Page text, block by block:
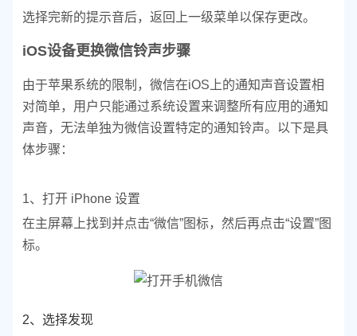
选择完新的提示音后，返回上一级菜单以保存更改。
iOS设备更换微信铃声步骤
由于苹果系统的限制，微信在iOS上的通知声音设置相
对简单，用户只能通过系统设置来调整所有应用的通知
声音，无法单独为微信设置特定的通知铃声。以下是具
体步骤：
1、打开 iPhone 设置
在主屏幕上找到并点击“微信”图标，然后再点击“设置”图
标。
2、选择发现